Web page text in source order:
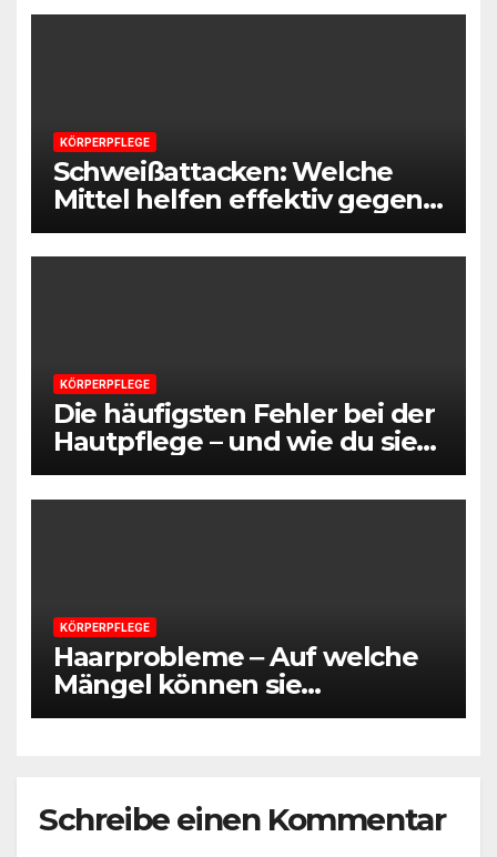
KÖRPERPFLEGE
Schweißattacken: Welche
Mittel helfen effektiv gegen
Schwitzen
KÖRPERPFLEGE
Die häufigsten Fehler bei der
Hautpflege – und wie du sie
vermeidest – Informativer
Beitrag
KÖRPERPFLEGE
Haarprobleme ‒ Auf welche
Mängel können sie
hinweisen?
Schreibe einen Kommentar